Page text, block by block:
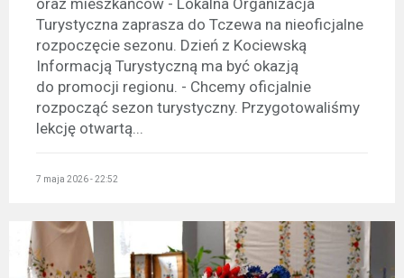
Turystyczna zaprasza do Tczewa na nieoficjalne
rozpoczęcie sezonu. Dzień z Kociewską
Informacją Turystyczną ma być okazją
do promocji regionu. - Chcemy oficjalnie
rozpocząć sezon turystyczny. Przygotowaliśmy
lekcję otwartą...
7 maja 2026 - 22:52